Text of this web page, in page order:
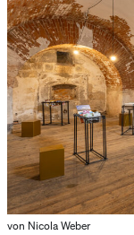
von Nicola Weber